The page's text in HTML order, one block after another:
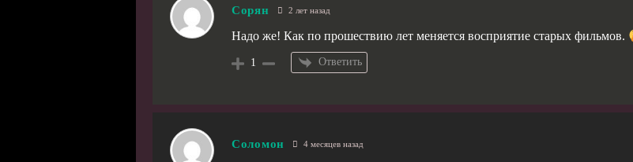
Сорян 2 лет назад
Надо же! Как по прошествию лет меняется восприятие старых фильмов.
1 Ответить
Соломон 4 месяцев назад